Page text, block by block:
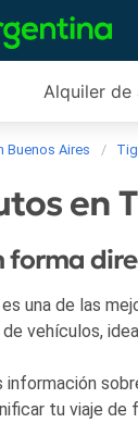
Alquiler de
Buenos Aires
en
forma
una de las
vehículos,
información
tu viaje